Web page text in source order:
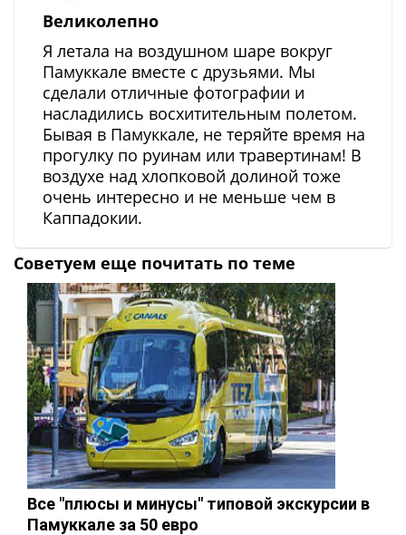
Великолепно
Я летала на воздушном шаре вокруг
Памуккале вместе с друзьями. Мы
сделали отличные фотографии и
насладились восхитительным полетом.
Бывая в Памуккале, не теряйте время на
прогулку по руинам или травертинам! В
воздухе над хлопковой долиной тоже
очень интересно и не меньше чем в
Каппадокии.
Советуем еще почитать по теме
Все "плюсы и минусы" типовой экскурсии в
Памуккале за 50 евро